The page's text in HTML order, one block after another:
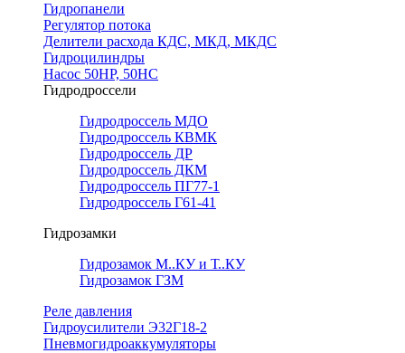
Гидропанели
Регулятор потока
Делители расхода КДС, МКД, МКДС
Гидроцилиндры
Насос 50НР, 50НС
Гидродроссели
Гидродроссель МДО
Гидродроссель КВМК
Гидродроссель ДР
Гидродроссель ДКМ
Гидродроссель ПГ77-1
Гидродроссель Г61-41
Гидрозамки
Гидрозамок М..КУ и Т..КУ
Гидрозамок ГЗМ
Реле давления
Гидроусилители Э32Г18-2
Пневмогидроаккумуляторы